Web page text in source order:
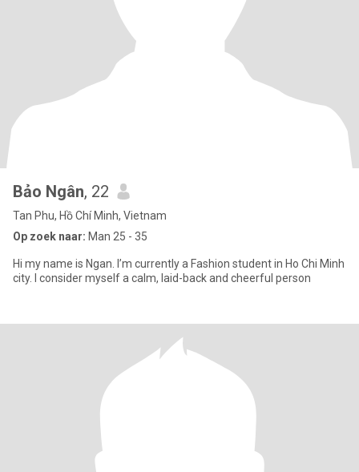
Bảo Ngân, 22
Tan Phu, Hồ Chí Minh, Vietnam
Op zoek naar: Man 25 - 35
Hi my name is Ngan. I’m currently a Fashion student in Ho Chi Minh
city. I consider myself a calm, laid-back and cheerful person